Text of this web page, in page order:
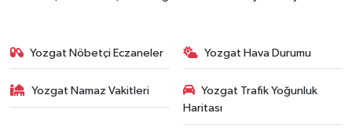
Yozgat Nöbetçi Eczaneler Yozgat Hava Durumu
Yozgat Namaz Vakitleri
Yozgat Trafik Yoğunluk
Haritası